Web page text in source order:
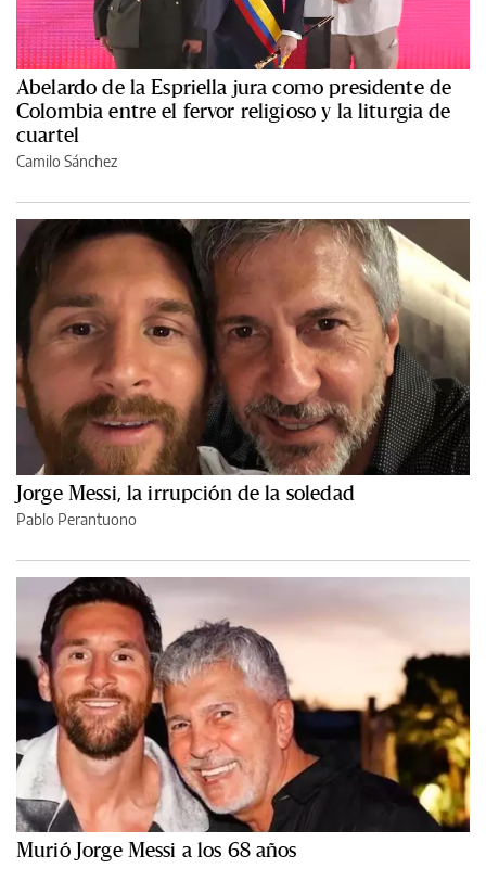
Abelardo de la Espriella jura como presidente de
Colombia entre el fervor religioso y la liturgia de
cuartel
Camilo Sánchez
Jorge Messi, la irrupción de la soledad
Pablo Perantuono
Murió Jorge Messi a los 68 años